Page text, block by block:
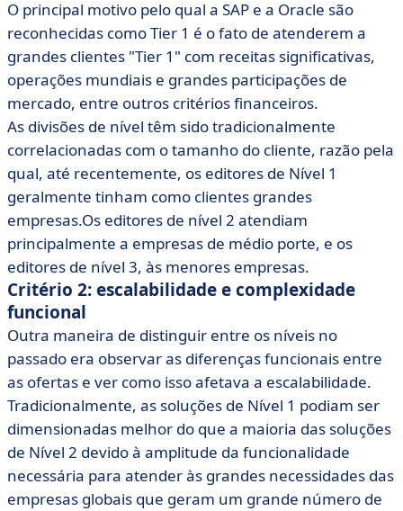
O principal motivo pelo qual a SAP e a Oracle são
reconhecidas como Tier 1 é o fato de atenderem a
grandes clientes "Tier 1" com receitas significativas,
operações mundiais e grandes participações de
mercado, entre outros critérios financeiros.
As divisões de nível têm sido tradicionalmente
correlacionadas com o tamanho do cliente, razão pela
qual, até recentemente, os editores de Nível 1
geralmente tinham como clientes grandes
empresas.Os editores de nível 2 atendiam
principalmente a empresas de médio porte, e os
editores de nível 3, às menores empresas.
Critério 2: escalabilidade e complexidade
funcional
Outra maneira de distinguir entre os níveis no
passado era observar as diferenças funcionais entre
as ofertas e ver como isso afetava a escalabilidade.
Tradicionalmente, as soluções de Nível 1 podiam ser
dimensionadas melhor do que a maioria das soluções
de Nível 2 devido à amplitude da funcionalidade
necessária para atender às grandes necessidades das
empresas globais que geram um grande número de